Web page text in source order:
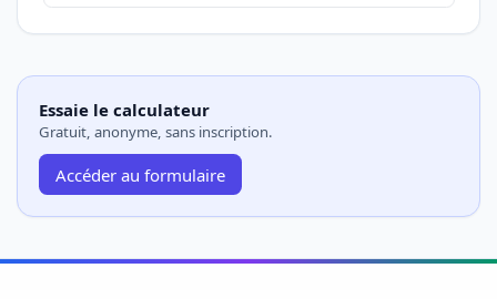
Essaie le calculateur
Gratuit, anonyme, sans inscription.
Accéder au formulaire